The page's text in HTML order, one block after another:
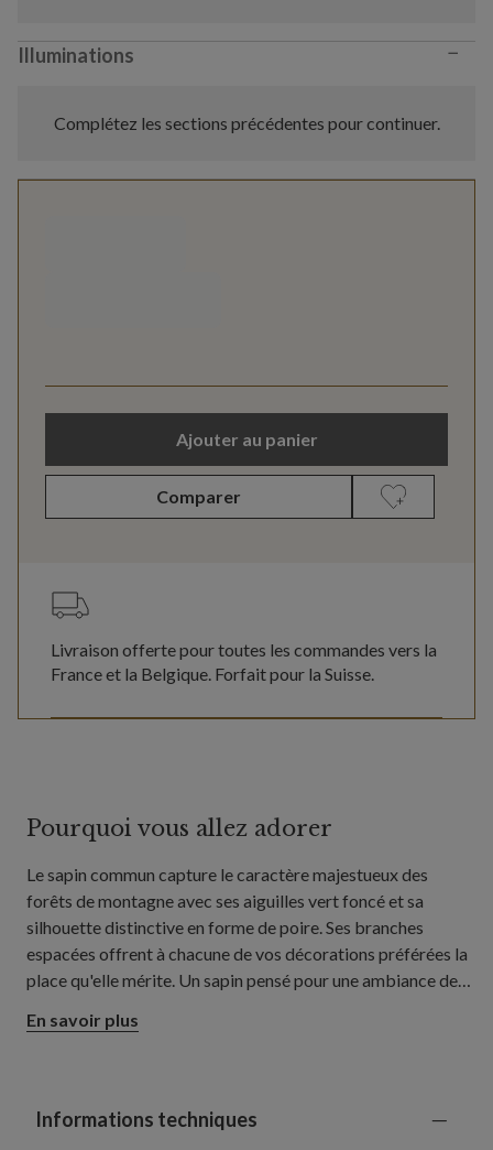
Illuminations −
Complétez les sections précédentes pour continuer.
Ajouter au panier
Comparer
Livraison offerte pour toutes les commandes vers la
France et la Belgique. Forfait pour la Suisse.
Pourquoi vous allez adorer
Le sapin commun capture le caractère majestueux des
forêts de montagne avec ses aiguilles vert foncé et sa
silhouette distinctive en forme de poire. Ses branches
espacées offrent à chacune de vos décorations préférées la
place qu'elle mérite. Un sapin pensé pour une ambiance de
salle à manger ou vos grands espaces de vie.
En savoir plus
Informations techniques